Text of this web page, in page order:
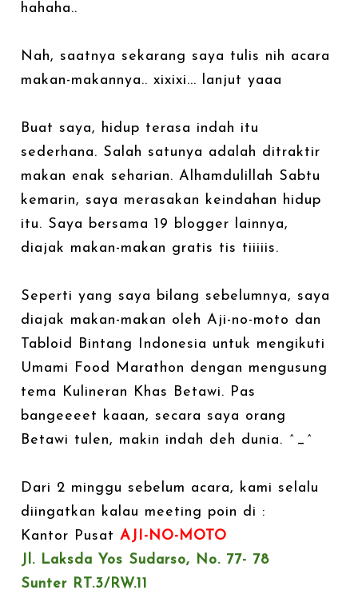
hahaha..
Nah, saatnya sekarang saya tulis nih acara
makan-makannya.. xixixi... lanjut yaaa
Buat saya, hidup terasa indah itu
sederhana. Salah satunya adalah ditraktir
makan enak seharian. Alhamdulillah Sabtu
kemarin, saya merasakan keindahan hidup
itu. Saya bersama 19 blogger lainnya,
diajak makan-makan gratis tis tiiiiis.
Seperti yang saya bilang sebelumnya, saya
diajak makan-makan oleh Aji-no-moto dan
Tabloid Bintang Indonesia untuk mengikuti
Umami Food Marathon dengan mengusung
tema Kulineran Khas Betawi. Pas
bangeeeet kaaan, secara saya orang
Betawi tulen, makin indah deh dunia. ^_^
Dari 2 minggu sebelum acara, kami selalu
diingatkan kalau meeting poin di :
Kantor Pusat AJI-NO-MOTO
Jl. Laksda Yos Sudarso, No. 77- 78
Sunter RT.3/RW.11